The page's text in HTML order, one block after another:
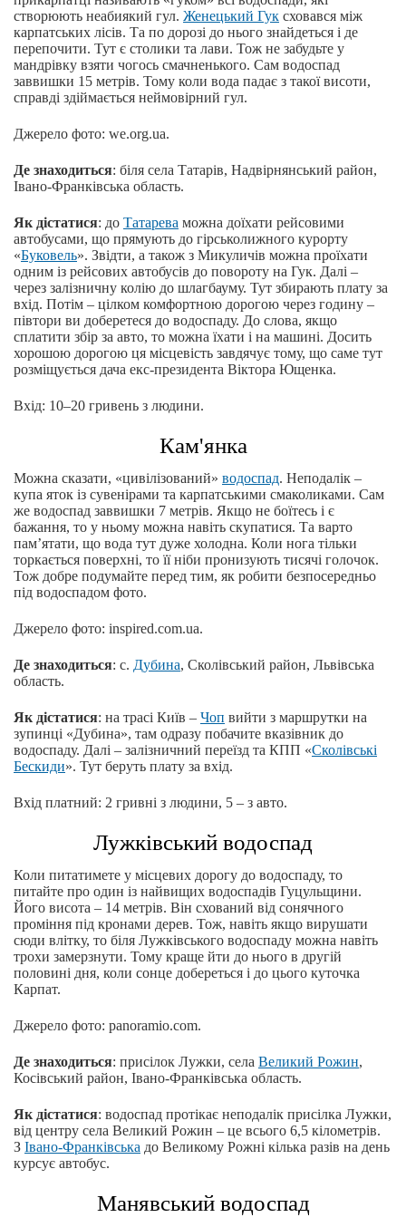
створюють неабиякий гул. Женецький Гук сховався між
карпатських лісів. Та по дорозі до нього знайдеться і де
перепочити. Тут є столики та лави. Тож не забудьте у
мандрівку взяти чогось смачненького. Сам водоспад
заввишки 15 метрів. Тому коли вода падає з такої висоти,
справді здіймається неймовірний гул.
Джерело фото: we.org.ua.
Де знаходиться: біля села Татарів, Надвірнянський район,
Івано-Франківська область.
Як дістатися: до Татарева можна доїхати рейсовими
автобусами, що прямують до гірськолижного курорту
«Буковель». Звідти, а також з Микуличів можна проїхати
одним із рейсових автобусів до повороту на Гук. Далі –
через залізничну колію до шлагбауму. Тут збирають плату за
вхід. Потім – цілком комфортною дорогою через годину –
півтори ви доберетеся до водоспаду. До слова, якщо
сплатити збір за авто, то можна їхати і на машині. Досить
хорошою дорогою ця місцевість завдячує тому, що саме тут
розміщується дача екс-президента Віктора Ющенка.
Вхід: 10–20 гривень з людини.
Кам'янка
Можна сказати, «цивілізований» водоспад. Неподалік –
купа яток із сувенірами та карпатськими смаколиками. Сам
же водоспад заввишки 7 метрів. Якщо не боїтесь і є
бажання, то у ньому можна навіть скупатися. Та варто
пам’ятати, що вода тут дуже холодна. Коли нога тільки
торкається поверхні, то її ніби пронизують тисячі голочок.
Тож добре подумайте перед тим, як робити безпосередньо
під водоспадом фото.
Джерело фото: inspired.com.ua.
Де знаходиться: с. Дубина, Сколiвський район, Львівська
область.
Як дістатися: на трасі Київ – Чоп вийти з маршрутки на
зупинці «Дубина», там одразу побачите вказівник до
водоспаду. Далі – залізничний переїзд та КПП «Сколівські
Бескиди». Тут беруть плату за вхід.
Вхід платний: 2 гривні з людини, 5 – з авто.
Лужківський водоспад
Коли питатимете у місцевих дорогу до водоспаду, то
питайте про один із найвищих водоспадів Гуцульщини.
Його висота – 14 метрів. Він схований від сонячного
проміння під кронами дерев. Тож, навіть якщо вирушати
сюди влітку, то біля Лужківського водоспаду можна навіть
трохи замерзнути. Тому краще йти до нього в другій
половині дня, коли сонце добереться і до цього куточка
Карпат.
Джерело фото: panoramio.com.
Де знаходиться: присілок Лужки, села Великий Рожин,
Косівський район, Івано-Франківська область.
Як дістатися: водоспад протікає неподалік присілка Лужки,
від центру села Великий Рожин – це всього 6,5 кілометрів.
З Івано-Франківська до Великому Рожні кілька разів на день
курсує автобус.
Манявський водоспад